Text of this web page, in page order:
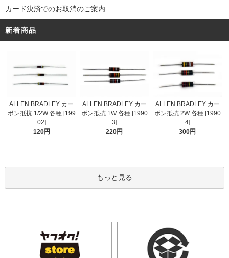
カード決済でのお取消のご案内
新着商品
ALLEN BRADLEY カー
ボン抵抗 1/2W 各種 [199
02]
120円
ALLEN BRADLEY カー
ボン抵抗 1W 各種 [1990
3]
220円
ALLEN BRADLEY カー
ボン抵抗 2W 各種 [1990
4]
300円
もっと見る